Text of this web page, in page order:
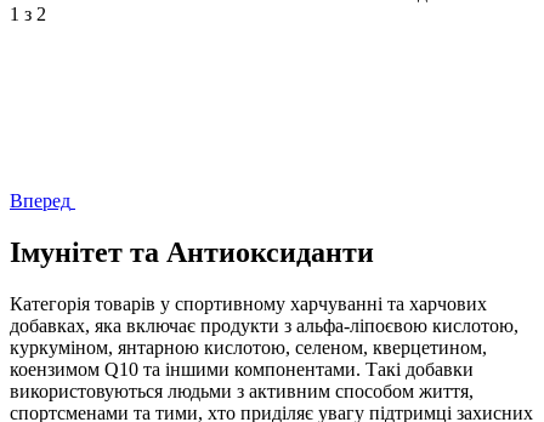
1 з 2
Вперед
Імунітет та Антиоксиданти
Категорія товарів у спортивному харчуванні та харчових
добавках, яка включає продукти з альфа-ліпоєвою кислотою,
куркуміном, янтарною кислотою, селеном, кверцетином,
коензимом Q10 та іншими компонентами. Такі добавки
використовуються людьми з активним способом життя,
спортсменами та тими, хто приділяє увагу підтримці захисних